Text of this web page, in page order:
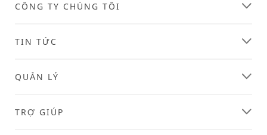
CÔNG TY CHÚNG TÔI
TIN TỨC
QUẢN LÝ
TRỢ GIÚP